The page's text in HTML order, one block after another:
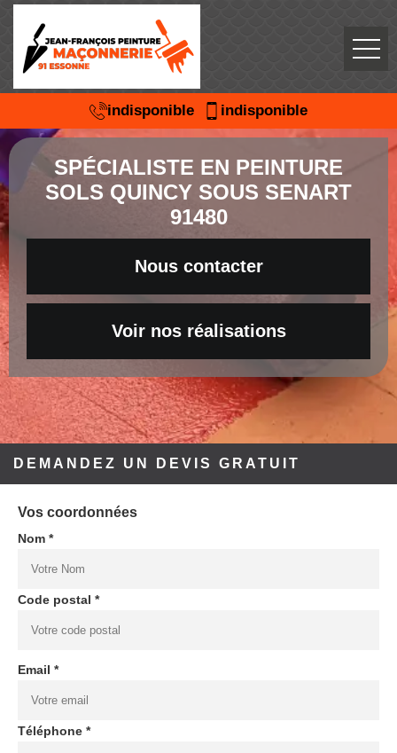
indisponible indisponible
SPÉCIALISTE EN PEINTURE
SOLS QUINCY SOUS SENART
91480
Nous contacter
Voir nos réalisations
DEMANDEZ UN DEVIS GRATUIT
Vos coordonnées
Nom *
Code postal *
Email *
Téléphone *